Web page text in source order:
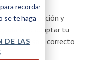
recordar
se te haga
DE LAS
localización y
ayudarte a adaptar tu
el mensaje correcto